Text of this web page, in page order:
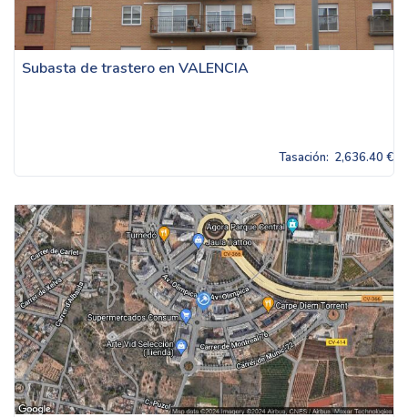
Subasta de trastero en VALENCIA
Tasación: 2,636.40 €